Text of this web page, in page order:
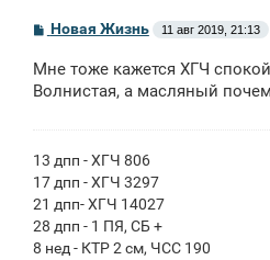
С
б
щ
Новая Жизнь 11 авг 2019, 21:13
Мне тоже кажется ХГЧ
Волнистая, а масляный
13 дпп - ХГЧ 806
17 дпп - ХГЧ 3297
21 дпп- ХГЧ 14027
28 дпп - 1 ПЯ, СБ +
8 нед - КТР 2 см, ЧСС 190